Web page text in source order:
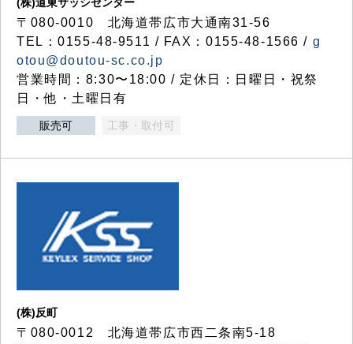
〒080-0010 北海道帯広市大通南31-56
TEL：0155-48-9511 / FAX：0155-48-1566 / g
otou@doutou-sc.co.jp
営業時間：8:30〜18:00 / 定休日：日曜日・祝祭
日・他・土曜日有
販売可 工事・取付可
(株)反町
〒080-0012 北海道帯広市西二条南5-18